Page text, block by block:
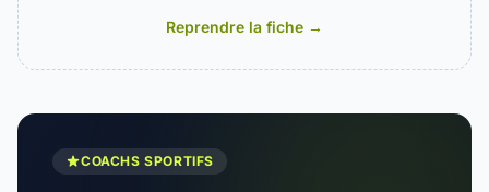
Reprendre la fiche →
COACHS SPORTIFS